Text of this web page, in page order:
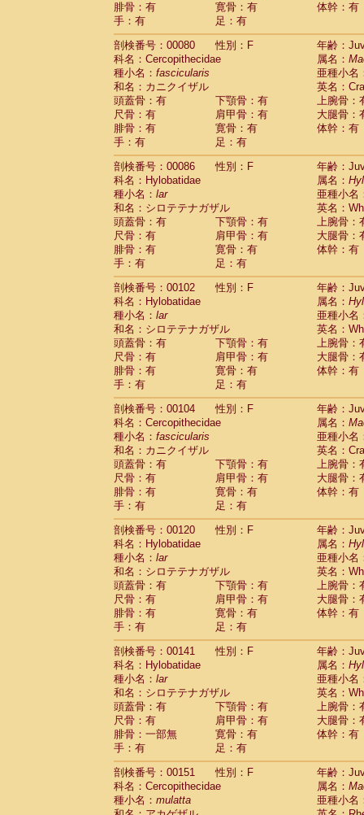
腓骨：有
寛骨：有
体幹：有
手：有
足：有
剖検番号：00080
性別：F
年齢：
科名：Cercopithecidae
属名：
種小名： fascicularis
亜種小名
和名：カニクイザル
英名：
頭蓋骨：有
下顎骨：有
上腕骨：
尺骨：有
肩甲骨：有
大腿骨：
腓骨：有
寛骨：有
体幹：有
手：有
足：有
剖検番号：00086
性別：F
年齢：
科名：Hylobatidae
属名：
種小名： lar
亜種小名
和名：シロテテナガザル
英名：
頭蓋骨：有
下顎骨：有
上腕骨：
尺骨：有
肩甲骨：有
大腿骨：
腓骨：有
寛骨：有
体幹：有
手：有
足：有
剖検番号：00102
性別：F
年齢：
科名：Hylobatidae
属名：
種小名： lar
亜種小名
和名：シロテテナガザル
英名：
頭蓋骨：有
下顎骨：有
上腕骨：
尺骨：有
肩甲骨：有
大腿骨：
腓骨：有
寛骨：有
体幹：有
手：有
足：有
剖検番号：00104
性別：F
年齢：
科名：Cercopithecidae
属名：
種小名： fascicularis
亜種小名
和名：カニクイザル
英名：
頭蓋骨：有
下顎骨：有
上腕骨：
尺骨：有
肩甲骨：有
大腿骨：
腓骨：有
寛骨：有
体幹：有
手：有
足：有
剖検番号：00120
性別：F
年齢：
科名：Hylobatidae
属名：
種小名： lar
亜種小名
和名：シロテテナガザル
英名：
頭蓋骨：有
下顎骨：有
上腕骨：
尺骨：有
肩甲骨：有
大腿骨：
腓骨：有
寛骨：有
体幹：有
手：有
足：有
剖検番号：00141
性別：F
年齢：
科名：Hylobatidae
属名：
種小名： lar
亜種小名
和名：シロテテナガザル
英名：
頭蓋骨：有
下顎骨：有
上腕骨：
尺骨：有
肩甲骨：有
大腿骨：
腓骨：一部無
寛骨：有
体幹：有
手：有
足：有
剖検番号：00151
性別：F
年齢：
科名：Cercopithecidae
属名：
種小名： mulatta
亜種小名